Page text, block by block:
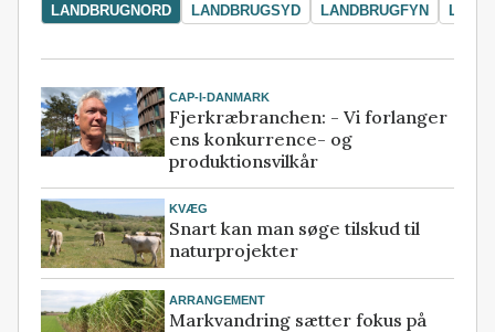
LANDBRUGNORD LANDBRUGSYD LANDBRUGFYN
CAP-I-DANMARK
Fjerkræbranchen: - Vi forlanger
ens konkurrence- og
produktionsvilkår
KVÆG
Snart kan man søge tilskud til
naturprojekter
ARRANGEMENT
Markvandring sætter fokus på